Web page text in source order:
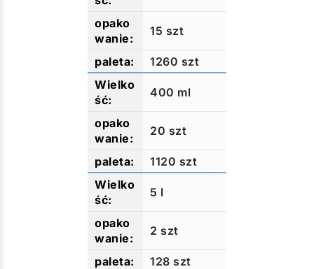
15 szt
1260 szt
400 ml
20 szt
1120 szt
5 l
2 szt
128 szt